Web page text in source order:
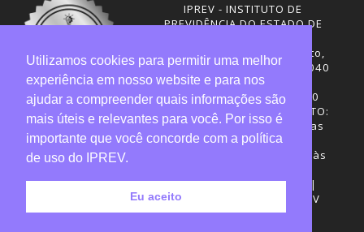
IPREV - INSTITUTO DE
PREVIDÊNCIA DO ESTADO DE
Rua Visconde de Ouro Preto,
291 – Centro - CEP: 88020-040
Florianópolis - SC
Telefones: (48) 3665-4600
HORÁRIO DE FUNCIONAMENTO:
Central de Atendimento: das
12h30 às 18h
Sede administrativa: 7h30 às
Desenvolvimento: CIASC |
Gestão do conteúdo: IPREV
Utilizamos cookies para permitir uma melhor
experiência em nosso website e para nos
ajudar a compreender quais informações são
mais úteis e relevantes para você. Por isso é
importante que você concorde com a política
de uso do IPREV.
Eu aceito